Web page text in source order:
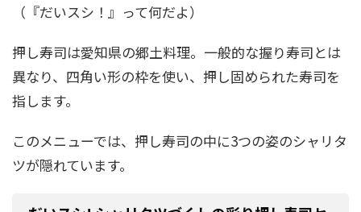
（『だいスシ！』って何だよ）
押し寿司は愛知県の郷土料理。一般的な握り寿司とは
異なり、四角い形の枠を使い、押し固められた寿司を
指します。
このメニューでは、押し寿司の中に3つの姿のシャリタ
ツが隠れています。